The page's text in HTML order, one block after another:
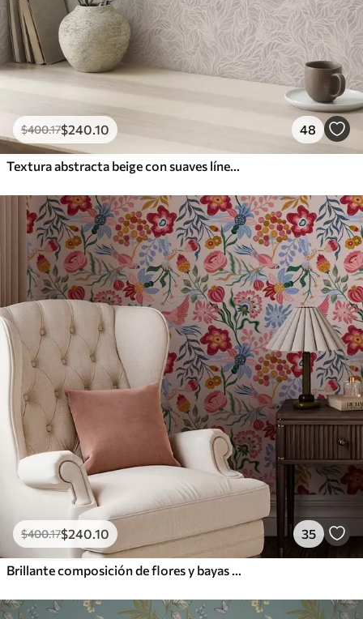
$400.17$240.10 48
Textura abstracta beige con suaves líneas de hojas
$400.17$240.10 35
Brillante composición de flores y bayas con loros